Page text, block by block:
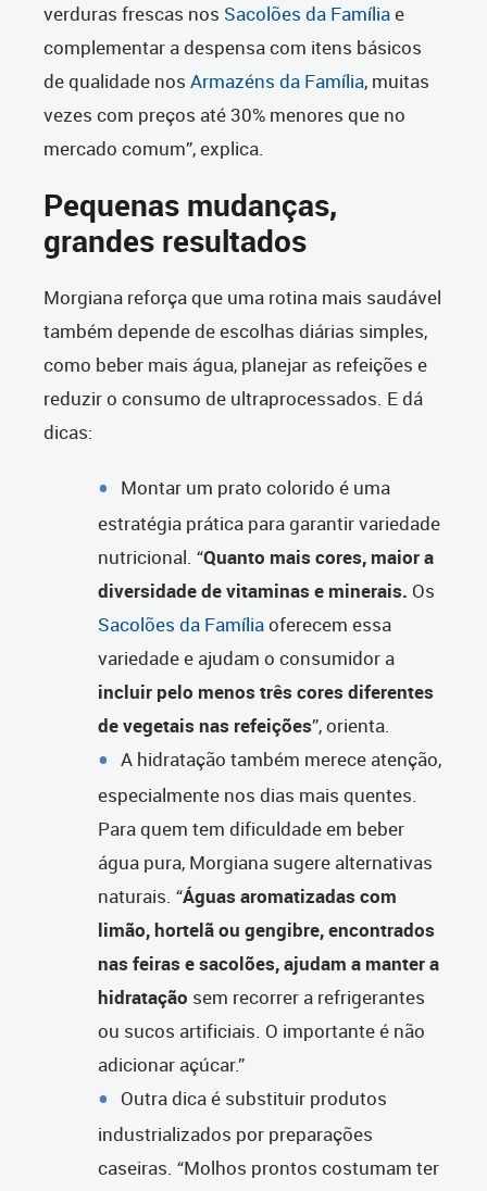
verduras frescas nos Sacolões da Famíliae
complementar a despensa com itens básicos
de qualidade nos Armazéns da Família, muitas
vezes com preços até 30% menores que no
mercado comum”, explica.
Pequenas mudanças,
grandes resultados
Morgiana reforça que uma rotina mais saudável
também depende de escolhas diárias simples,
como beber mais água, planejar as refeições e
reduzir o consumo de ultraprocessados. E dá
dicas:
Montar um prato colorido é uma
estratégia prática para garantir variedade
nutricional. “Quanto mais cores, maior a
diversidade de vitaminas e minerais. Os
Sacolões da Famíliaoferecem essa
variedade e ajudam o consumidor a
incluir pelo menos três cores diferentes
de vegetais nas refeições”, orienta.
A hidratação também merece atenção,
especialmente nos dias mais quentes.
Para quem tem dificuldade em beber
água pura, Morgiana sugere alternativas
naturais. “Águas aromatizadas com
limão, hortelã ou gengibre, encontrados
nas feiras e sacolões, ajudam a manter a
hidratação sem recorrer a refrigerantes
ou sucos artificiais. O importante é não
adicionar açúcar.”
Outra dica é substituir produtos
industrializados por preparações
caseiras. “Molhos prontos costumam ter